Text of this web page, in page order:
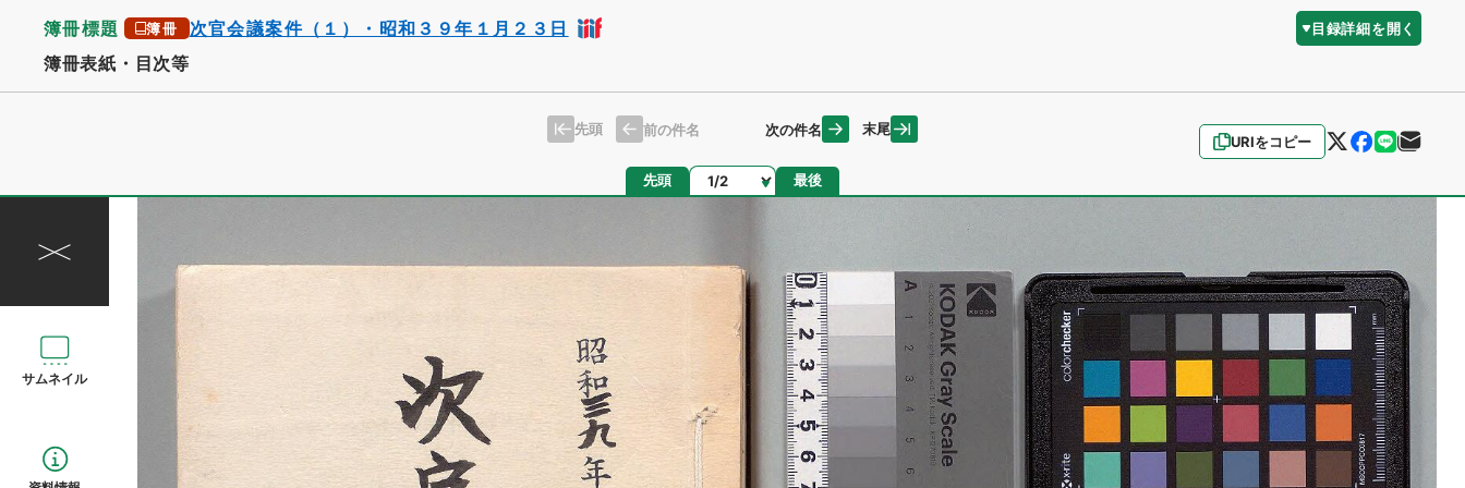
簿冊標題 簿冊 次官会議案件（１）・昭和３９年１月２３日 目録詳細を開く
簿冊表紙・目次等
URIをコピー
先頭 前の件名 次の件名 末尾
先頭 ページ 最後
サムネイル